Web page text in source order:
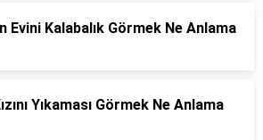
Evini Kalabalık Görmek Ne Anlama
Yıkaması Görmek Ne Anlama